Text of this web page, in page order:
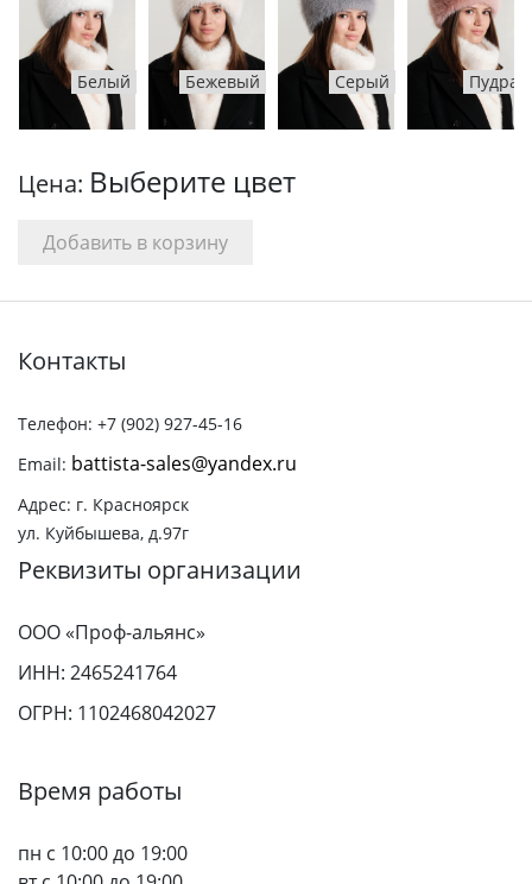
Белый Бежевый Серый Пудра
Цена: Выберите цвет
Контакты
Телефон: +7 (902) 927-45-16
Email: battista-sales@yandex.ru
Адрес: г. Красноярск
ул. Куйбышева, д.97г
Реквизиты организации
ООО «Проф-альянс»
ИНН: 2465241764
ОГРН: 1102468042027
Время работы
пн с 10:00 до 19:00